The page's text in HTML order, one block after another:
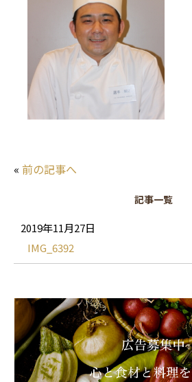
« 前の記事へ
記事一覧
2019年11月27日
IMG_6392